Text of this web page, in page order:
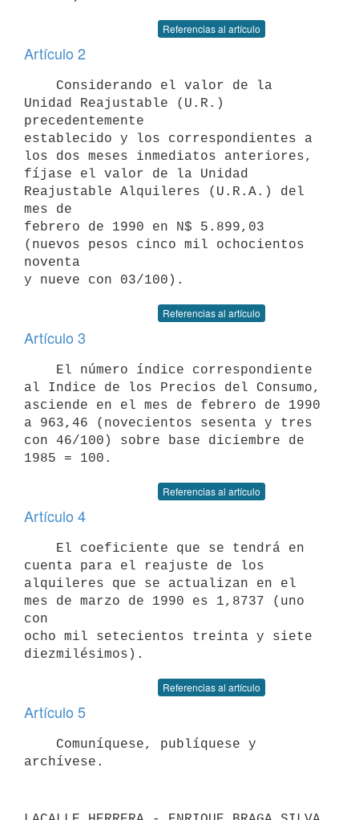
Referencias al artículo
Artículo 2
Unidad Reajustable (U.R.)
precedentemente
establecido y los correspondientes a
los dos meses inmediatos anteriores,
fíjase el valor de la Unidad
Reajustable Alquileres (U.R.A.) del
mes de
febrero de 1990 en N$ 5.899,03
(nuevos pesos cinco mil ochocientos
noventa
Referencias al artículo
Artículo 3
al Indice de los Precios del Consumo,
asciende en el mes de febrero de 1990
a 963,46 (novecientos sesenta y tres
con 46/100) sobre base diciembre de
Referencias al artículo
Artículo 4
cuenta para el reajuste de los
alquileres que se actualizan en el
mes de marzo de 1990 es 1,8737 (uno
con
ocho mil setecientos treinta y siete
Referencias al artículo
Artículo 5